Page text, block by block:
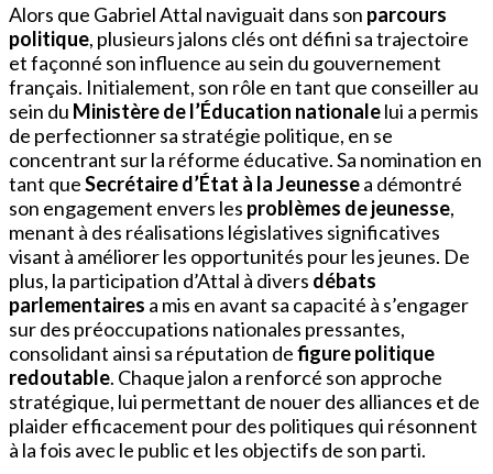
Alors que Gabriel Attal naviguait dans son parcours
politique, plusieurs jalons clés ont défini sa trajectoire
et façonné son influence au sein du gouvernement
français. Initialement, son rôle en tant que conseiller au
sein du Ministère de l’Éducation nationalelui a permis
de perfectionner sa stratégie politique, en se
concentrant sur la réforme éducative. Sa nomination en
tant queSecrétaire d’État à la Jeunessea démontré
son engagement envers les problèmes de jeunesse,
menant à des réalisations législatives significatives
visant à améliorer les opportunités pour les jeunes. De
plus, la participation d’Attal à divers débats
parlementaires a mis en avant sa capacité à s’engager
sur des préoccupations nationales pressantes,
consolidant ainsi sa réputation defigure politique
redoutable. Chaque jalon a renforcé son approche
stratégique, lui permettant de nouer des alliances et de
plaider efficacement pour des politiques qui résonnent
à la fois avec le public et les objectifs de son parti.